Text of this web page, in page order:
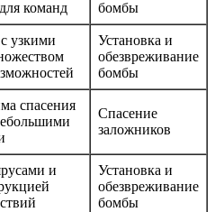
команд
бомбы
узкими
Установка и
обезвреживание
бомбы
спасения
Спасение
заложников
и
Установка и
обезвреживание
бомбы